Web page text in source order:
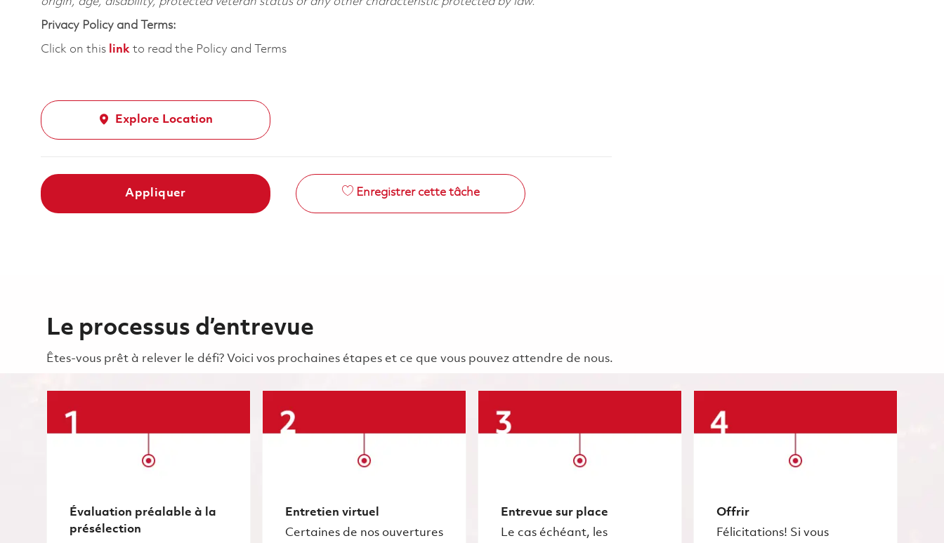
Privacy Policy and Terms:
Click on this link to read the Policy and Terms
Explore Location
Appliquer Enregistrer cette tâche
Le processus d’entrevue
Êtes-vous prêt à relever le défi? Voici vos prochaines étapes et ce que vous pouvez attendre de nous.
Évaluation préalable à la
présélection
Entretien virtuel
Certaines de nos ouvertures
Entrevue sur place
Le cas échéant, les
Offrir
Félicitations! Si vous